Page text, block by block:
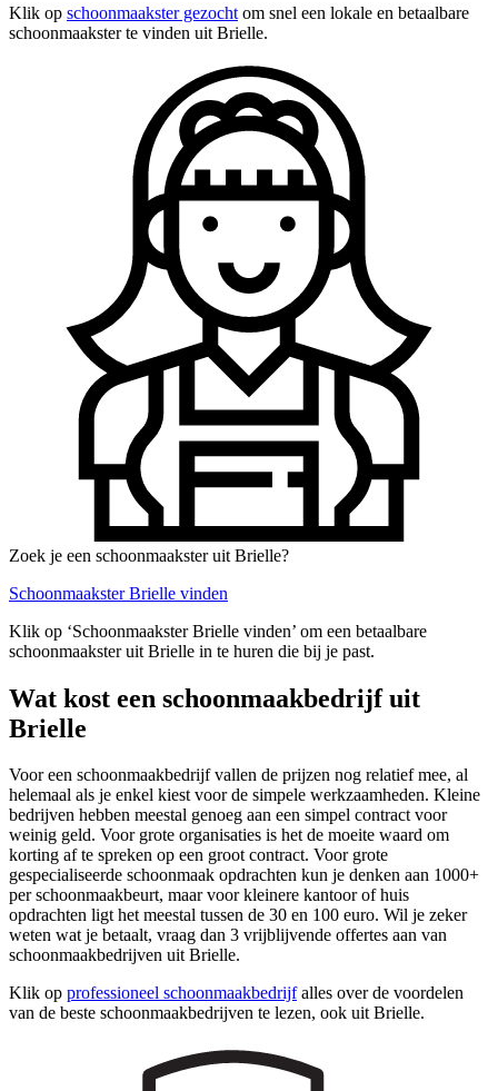
Klik op schoonmaakster gezocht om snel een lokale en betaalbare
schoonmaakster te vinden uit Brielle.
Zoek je een schoonmaakster uit Brielle?
Schoonmaakster Brielle vinden
Klik op ‘Schoonmaakster Brielle vinden’ om een betaalbare
schoonmaakster uit Brielle in te huren die bij je past.
Wat kost een schoonmaakbedrijf uit
Brielle
Voor een schoonmaakbedrijf vallen de prijzen nog relatief mee, al
helemaal als je enkel kiest voor de simpele werkzaamheden. Kleine
bedrijven hebben meestal genoeg aan een simpel contract voor
weinig geld. Voor grote organisaties is het de moeite waard om
korting af te spreken op een groot contract. Voor grote
gespecialiseerde schoonmaak opdrachten kun je denken aan 1000+
per schoonmaakbeurt, maar voor kleinere kantoor of huis
opdrachten ligt het meestal tussen de 30 en 100 euro. Wil je zeker
weten wat je betaalt, vraag dan 3 vrijblijvende offertes aan van
schoonmaakbedrijven uit Brielle.
Klik op professioneel schoonmaakbedrijfalles over de voordelen
van de beste schoonmaakbedrijven te lezen, ook uit Brielle.